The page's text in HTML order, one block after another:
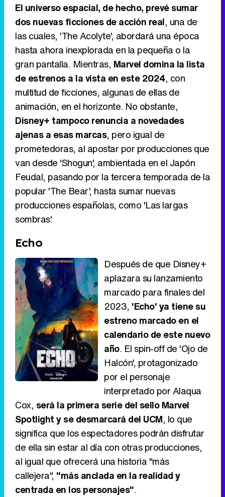
El universo espacial, de hecho, prevé sumar
dos nuevas ficciones de acción real, una de
las cuales, 'The Acolyte', abordará una época
hasta ahora inexplorada en la pequeña o la
gran pantalla. Mientras, Marvel domina la lista
de estrenos a la vista en este 2024, con
multitud de ficciones, algunas de ellas de
animación, en el horizonte. No obstante,
Disney+ tampoco renuncia a novedades
ajenas a esas marcas, pero igual de
prometedoras, al apostar por producciones que
van desde 'Shogun', ambientada en el Japón
Feudal, pasando por la tercera temporada de la
popular 'The Bear', hasta sumar nuevas
producciones españolas, como 'Las largas
sombras'.
Echo
Después de que Disney+
aplazara su lanzamiento
marcado para finales del
2023, 'Echo' ya tiene su
estreno marcado en el
calendario de este nuevo
año. El spin-off de 'Ojo de
Halcón', protagonizado
por el personaje
interpretado por Alaqua
Cox, será la primera serie del sello Marvel
Spotlight y se desmarcará del UCM, lo que
significa que los espectadores podrán disfrutar
de ella sin estar al día con otras producciones,
al igual que ofrecerá una historia "más
callejera", "más anclada en la realidad y
centrada en los personajes".